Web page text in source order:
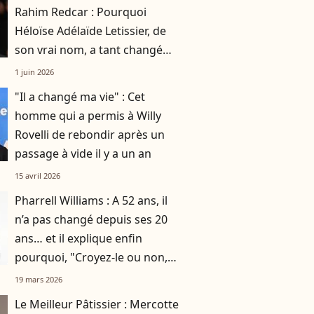
Rahim Redcar : Pourquoi
Héloïse Adélaïde Letissier, de
son vrai nom, a tant changé
d'identités ?
1 juin 2026
"Il a changé ma vie" : Cet
homme qui a permis à Willy
Rovelli de rebondir après un
passage à vide il y a un an
15 avril 2026
Pharrell Williams : A 52 ans, il
n’a pas changé depuis ses 20
ans… et il explique enfin
pourquoi, "Croyez-le ou non,
c'est la clé"
19 mars 2026
Le Meilleur Pâtissier : Mercotte